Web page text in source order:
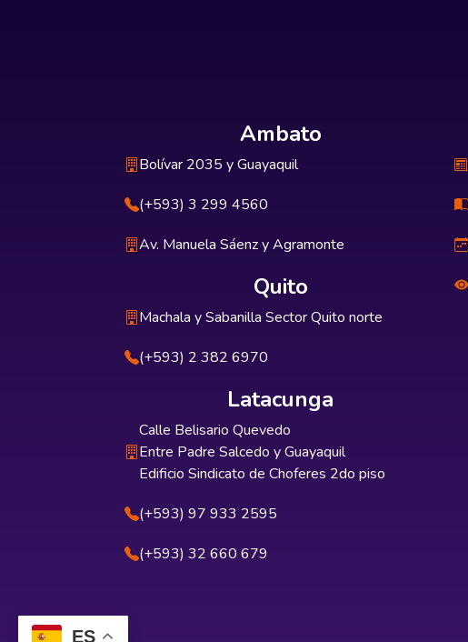
ES
Ambato
Bolívar 2035 y Guayaquil
(+593) 3 299 4560
Av. Manuela Sáenz y Agramonte
Quito
Machala y Sabanilla Sector Quito norte
(+593) 2 382 6970
Latacunga
Calle Belisario Quevedo
Entre Padre Salcedo y Guayaquil
Edificio Sindicato de Choferes 2do piso
(+593) 97 933 2595
(+593) 32 660 679